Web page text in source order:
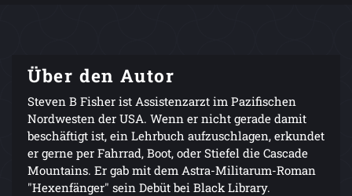
Über den Autor
Steven B Fisher ist Assistenzarzt im Pazifischen
Nordwesten der USA. Wenn er nicht gerade damit
beschäftigt ist, ein Lehrbuch aufzuschlagen, erkundet
er gerne per Fahrrad, Boot, oder Stiefel die Cascade
Mountains. Er gab mit dem Astra-Militarum-Roman
"Hexenfänger" sein Debüt bei Black Library.